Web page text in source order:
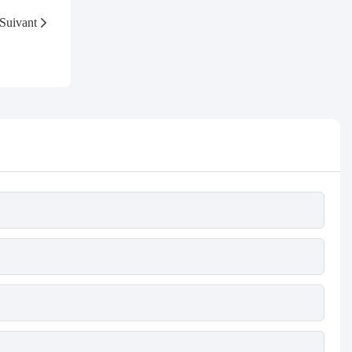
Suivant